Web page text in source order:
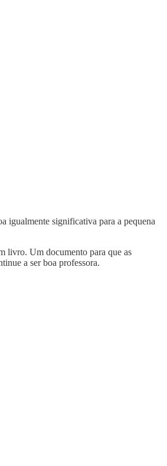
igualmente significativa para a pequena
livro. Um documento para que as
a ser boa professora.